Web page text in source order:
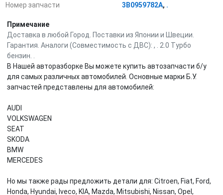
Номер запчасти
3B0959782A, .
Примечание
Доставка в любой Город. Поставки из Японии и Швеции.
Гарантия. Аналоги (Совместимость с ДВС): , . 2.0 Турбо
бензин. .
В Нашей авторазборке Вы можете купить автозапчасти б/у
для самых различных автомобилей. Основные марки Б.У.
запчастей представлены для автомобилей:
AUDI
VOLKSWAGEN
SEAT
SKODA
BMW
MERCEDES
Но мы также рады предложить детали для: Citroen, Fiat, Ford,
Honda, Hyundai, Iveco, KIA, Mazda, Mitsubishi, Nissan, Opel,